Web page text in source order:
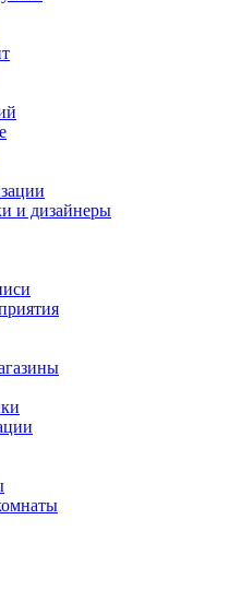
и дизайнеры